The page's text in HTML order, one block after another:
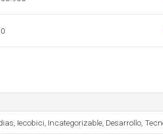
Iecobici, Incategorizable, Desarrollo,